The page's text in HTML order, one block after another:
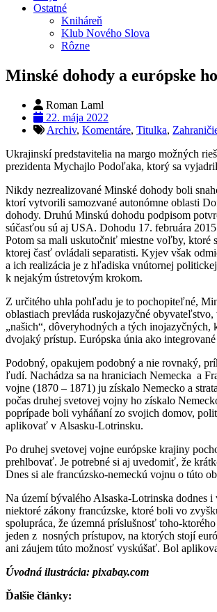
Ostatné
Kniháreň
Klub Nového Slova
Rôzne
Minské dohody a európske
Roman Laml
22. mája 2022
Archiv, Komentáre, Titulka,
Ukrajinskí predstavitelia na margo možných
prezidenta Mychajlo Podoľaka, ktorý sa
Nikdy nezrealizované Minské dohody boli
ktorí vytvorili samozvané autonómne oblasti
dohody. Druhú Minskú dohodu podpisom
súčasťou sú aj USA. Dohodu 17. februára
Potom sa mali uskutočniť miestne voľby, ktoré
ktorej časť ovládali separatisti. Kyjev však
a ich realizácia je z hľadiska vnútornej
k nejakým ústretovým krokom.
Z určitého uhla pohľadu je to pochopiteľné,
oblastiach prevláda ruskojazyčné
„našich“, dôveryhodných a tých
dvojaký prístup. Európska únia ako
Podobný, opakujem podobný a nie rovnaký,
ľudí. Nachádza sa na hraniciach Nemecka a
vojne (1870 – 1871) ju získalo Nemecko a
počas druhej svetovej vojny ho získalo
poprípade boli vyháňaní zo svojich domov,
aplikovať v Alsasku-Lotrinsku.
Po druhej svetovej vojne európske krajiny
prehlbovať. Je potrebné si aj uvedomiť, že
Dnes si ale francúzsko-nemeckú vojnu o túto
Na území bývalého Alsaska-Lotrinska dodnes
niektoré zákony francúzske, ktoré boli vo
spolupráca, že územná príslušnosť toho-
jeden z nosných prístupov, na ktorých stojí
ani záujem túto možnosť vyskúšať. Bol
Úvodná ilustrácia: pixabay.com
Ďalšie články: